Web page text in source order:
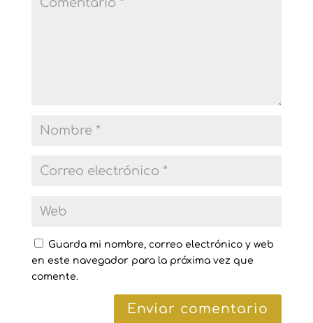
Guarda mi nombre, correo electrónico y web
en este navegador para la próxima vez que
comente.